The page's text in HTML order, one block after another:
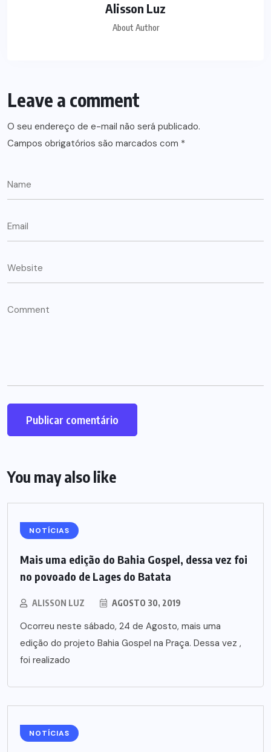
Alisson Luz
About Author
Leave a comment
O seu endereço de e-mail não será publicado.
Campos obrigatórios são marcados com *
You may also like
NOTÍCIAS
Mais uma edição do Bahia Gospel, dessa vez foi
no povoado de Lages do Batata
ALISSON LUZ AGOSTO 30, 2019
Ocorreu neste sábado, 24 de Agosto, mais uma
edição do projeto Bahia Gospel na Praça. Dessa vez ,
foi realizado
NOTÍCIAS